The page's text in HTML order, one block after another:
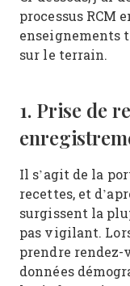
processus RCM
enseignements
sur le terrain.
1. Prise de
Il s’agit de la
recettes, et
surgissent la
pas vigilant.
prendre rendez-
données